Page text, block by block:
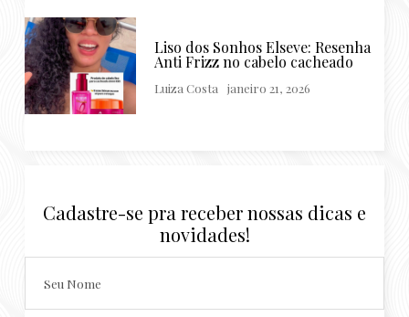
Liso dos Sonhos Elseve: Resenha
Anti Frizz no cabelo cacheado
Luiza Costa janeiro 21, 2026
Cadastre-se pra receber nossas dicas e
novidades!
Seu Nome